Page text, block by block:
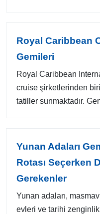
Royal Caribbean
Gemileri
Royal Caribbean
cruise şirketlerinden
tatiller sunmaktadır.
Yunan Adaları
Rotası Seçerken
Gerekenler
Yunan adaları,
evleri ve tarihi